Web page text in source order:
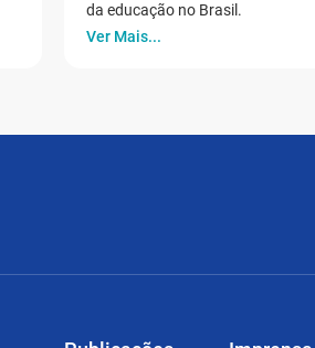
da educação no Brasil.
Ver Mais...